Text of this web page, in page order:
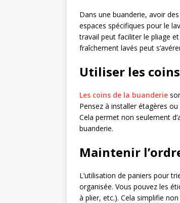
Dans une buanderie, avoir
espaces spécifiques pour le
travail peut faciliter le pliage
fraîchement lavés peut
Utiliser les
Les coins de la buanderie
Pensez à installer étagères
Cela permet non seulement
buanderie.
Maintenir
L’utilisation de paniers pour
organisée. Vous pouvez les
à plier, etc.). Cela simplifie